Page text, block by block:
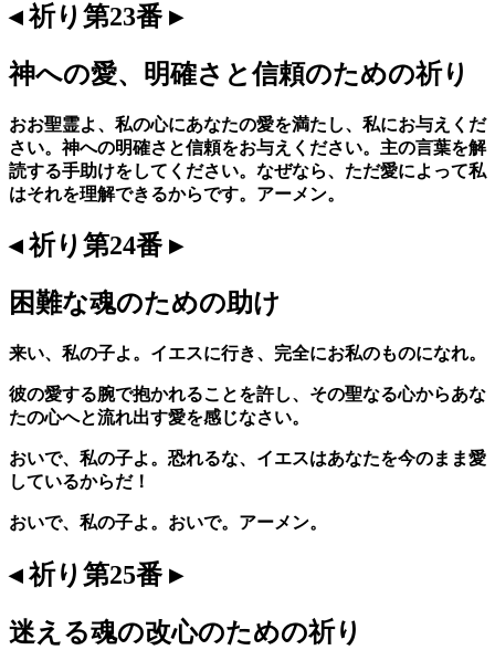
◂ 祈り第23番 ▸
神への愛、明確さと信頼のための祈り
おお聖霊よ、私の心にあなたの愛を満たし、私にお与えくだ
さい。神への明確さと信頼をお与えください。主の言葉を解
読する手助けをしてください。なぜなら、ただ愛によって私
はそれを理解できるからです。アーメン。
◂ 祈り第24番 ▸
困難な魂のための助け
来い、私の子よ。イエスに行き、完全にお私のものになれ。
彼の愛する腕で抱かれることを許し、その聖なる心からあな
たの心へと流れ出す愛を感じなさい。
おいで、私の子よ。恐れるな、イエスはあなたを今のまま愛
しているからだ！
おいで、私の子よ。おいで。アーメン。
◂ 祈り第25番 ▸
迷える魂の改心のための祈り